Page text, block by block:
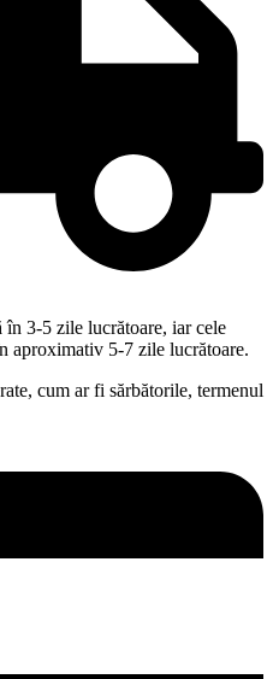
în 3-5 zile lucrătoare, iar cele
aproximativ 5-7 zile lucrătoare.
cum ar fi sărbătorile, termenul